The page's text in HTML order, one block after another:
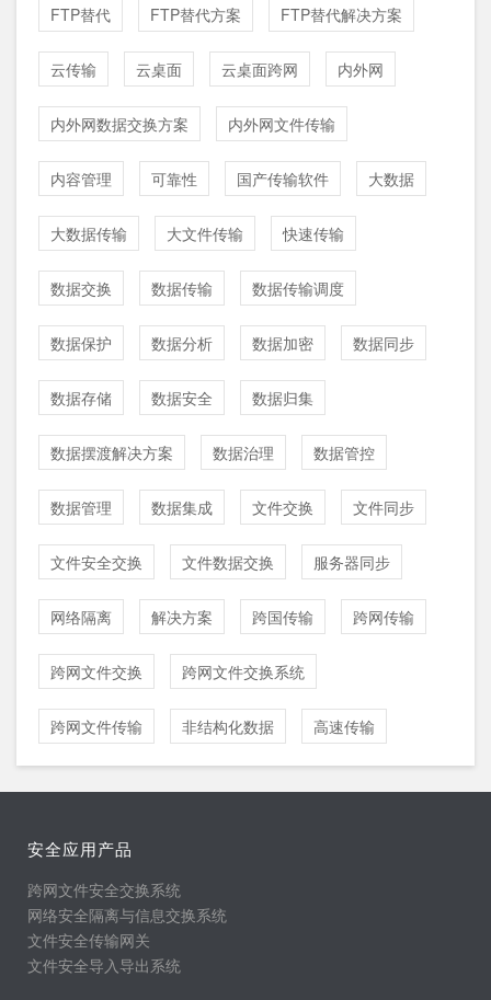
FTP替代 FTP替代方案 FTP替代解决方案
云传输 云桌面 云桌面跨网 内外网
内外网数据交换方案 内外网文件传输
内容管理 可靠性 国产传输软件 大数据
大数据传输 大文件传输 快速传输
数据交换 数据传输 数据传输调度
数据保护 数据分析 数据加密 数据同步
数据存储 数据安全 数据归集
数据摆渡解决方案 数据治理 数据管控
数据管理 数据集成 文件交换 文件同步
文件安全交换 文件数据交换 服务器同步
网络隔离 解决方案 跨国传输 跨网传输
跨网文件交换 跨网文件交换系统
跨网文件传输 非结构化数据 高速传输
安全应用产品
跨网文件安全交换系统
网络安全隔离与信息交换系统
文件安全传输网关
文件安全导入导出系统